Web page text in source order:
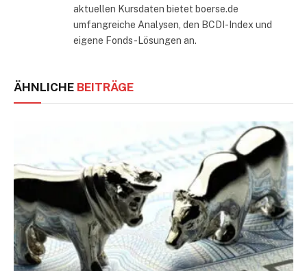
aktuellen Kursdaten bietet boerse.de
umfangreiche Analysen, den BCDI-Index und
eigene Fonds-Lösungen an.
ÄHNLICHE BEITRÄGE